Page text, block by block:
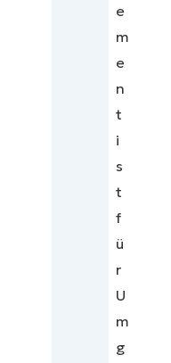
e
m
e
n
t
i
s
t
f
ü
r
U
m
g